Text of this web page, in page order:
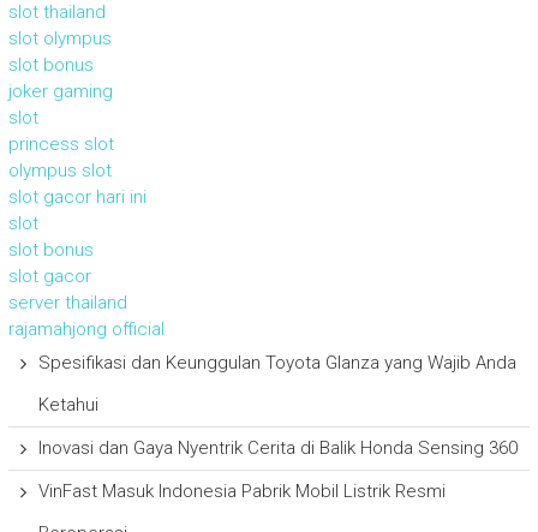
slot thailand
slot olympus
slot bonus
joker gaming
slot
princess slot
olympus slot
slot gacor hari ini
slot
slot bonus
slot gacor
server thailand
rajamahjong official
Spesifikasi dan Keunggulan Toyota Glanza yang Wajib Anda
Ketahui
Inovasi dan Gaya Nyentrik Cerita di Balik Honda Sensing 360
VinFast Masuk Indonesia Pabrik Mobil Listrik Resmi